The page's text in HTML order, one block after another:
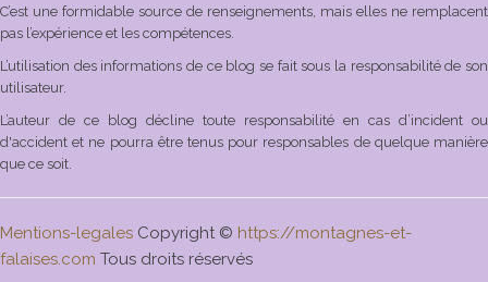
C’est une formidable source de renseignements, mais elles ne remplacent
pas l’expérience et les compétences.
L’utilisation des informations de ce blog se fait sous la responsabilité de son
utilisateur.
L’auteur de ce blog décline toute responsabilité en cas d’incident ou
d'accident et ne pourra être tenus pour responsables de quelque manière
que ce soit.
Mentions-legales Copyright © https://montagnes-et-
falaises.com Tous droits réservés